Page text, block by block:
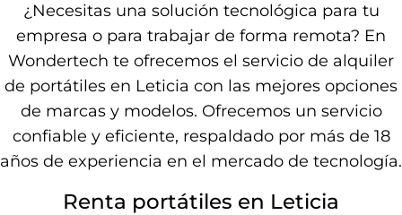
¿Necesitas una solución tecnológica para tu
empresa o para trabajar de forma remota? En
Wondertech te ofrecemos el servicio de alquiler
de portátiles en Leticia con las mejores opciones
de marcas y modelos. Ofrecemos un servicio
confiable y eficiente, respaldado por más de 18
años de experiencia en el mercado de tecnología.
Renta portátiles en Leticia